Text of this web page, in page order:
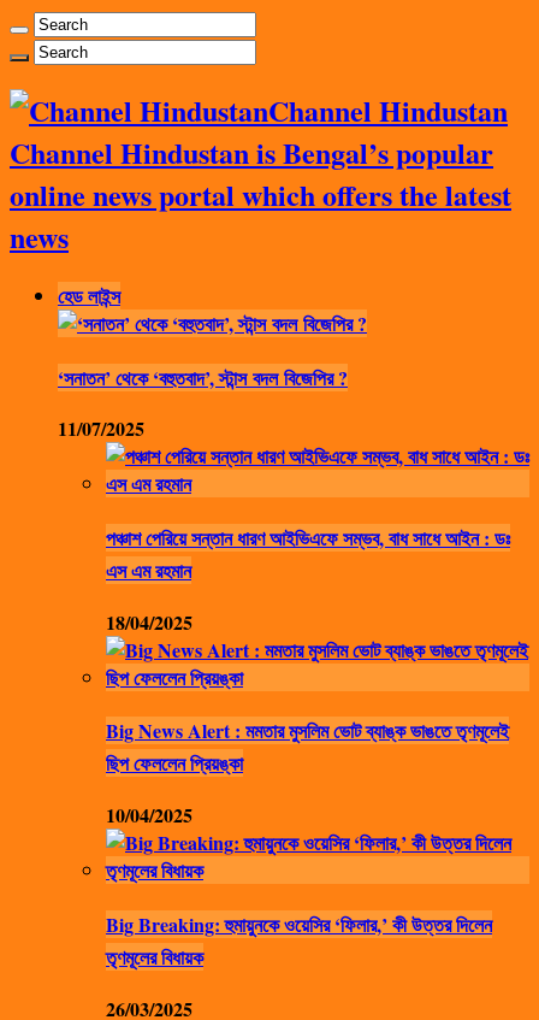
Channel Hindustan
Channel Hindustan is Bengal’s popular
online news portal which offers the latest
news
হেড লাইন্স
‘সনাতন’ থেকে ‘বহুতবাদ’, স্টান্স বদল বিজেপির ?
11/07/2025
পঞ্চাশ পেরিয়ে সন্তান ধারণ আইভিএফে সম্ভব, বাধ সাধে আইন : ডঃ
এস এম রহমান
18/04/2025
Big News Alert : মমতার মুসলিম ভোট ব্যাঙ্ক ভাঙতে তৃণমূলেই
ছিপ ফেললেন প্রিয়ঙ্কা
10/04/2025
Big Breaking: হুমায়ুনকে ওয়েসির ‘ফিলার,’ কী উত্তর দিলেন
তৃণমূলের বিধায়ক
26/03/2025